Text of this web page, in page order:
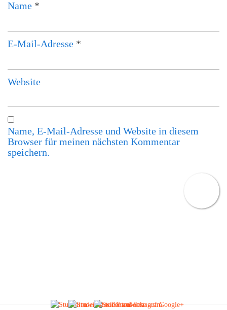
Name *
E-Mail-Adresse *
Website
Name, E-Mail-Adresse und Website in diesem
Browser für meinen nächsten Kommentar
speichern.